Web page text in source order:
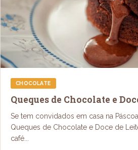
CHOCOLATE
Queques de Chocolate e
Se tem convidados em casa na
Queques de Chocolate e Doce de
café...